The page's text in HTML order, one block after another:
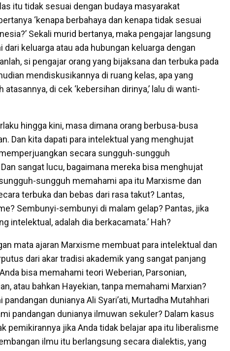
itu tidak sesuai dengan budaya masyarakat
‘kenapa berbahaya dan kenapa tidak sesuai
Sekali murid bertanya, maka pengajar langsung
dari keluarga atau ada hubungan keluarga dengan
si pengajar orang yang bijaksana dan terbuka pada
mendiskusikannya di ruang kelas, apa yang
di cek ‘kebersihan dirinya,’ lalu di wanti-
hingga kini, masa dimana orang berbusa-busa
Dan kita dapati para intelektual yang menghujat
secara sungguh-sungguh
sangat lucu, bagaimana mereka bisa menghujat
sungguh memahami apa itu Marxisme dan
terbuka dan bebas dari rasa takut? Lantas,
Sembunyi-sembunyi di malam gelap? Pantas, jika
intelektual, adalah dia berkacamata.’ Hah?
mata ajaran Marxisme membuat para intelektual dan
dari akar tradisi akademik yang sangat panjang
bisa memahami teori Weberian, Parsonian,
atau bahkan Hayekian, tanpa memahami Marxian?
dunianya Ali Syari’ati, Murtadha Mutahhari
pandangan dunianya ilmuwan sekuler? Dalam kasus
pemikirannya jika Anda tidak belajar apa itu liberalisme
ilmu itu berlangsung secara dialektis, yang